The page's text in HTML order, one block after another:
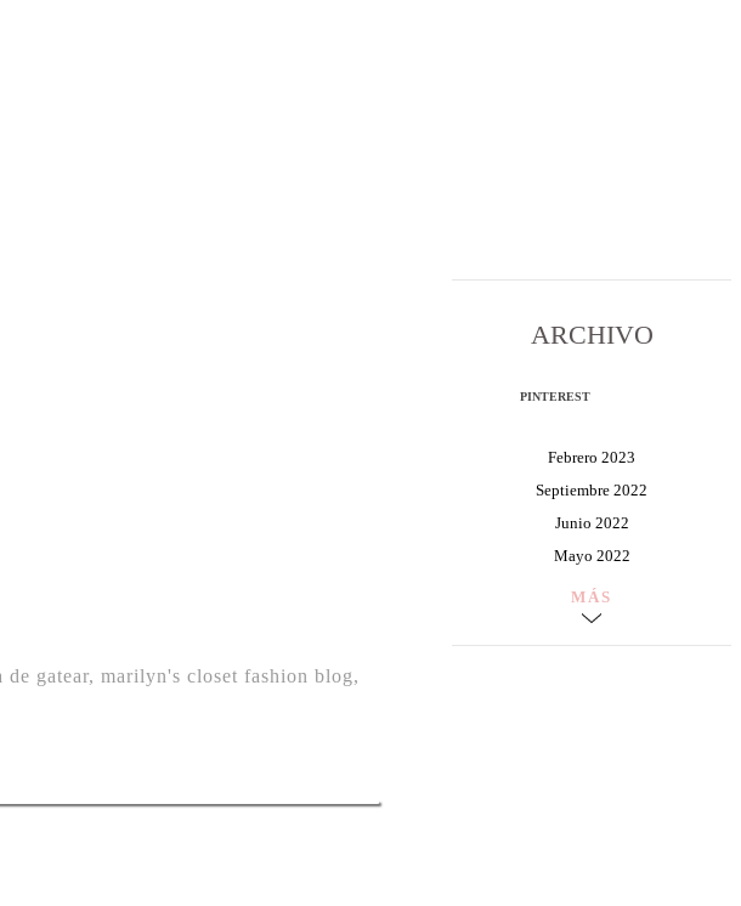
de gatear,marilyn's closet fashion blog,
ARCHIVO
PINTEREST
Febrero 2023
Septiembre 2022
Junio 2022
Mayo 2022
MÁS